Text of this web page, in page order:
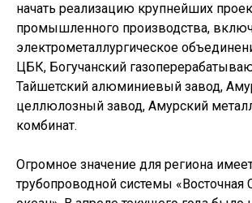
начать реализацию крупнейших
промышленного производства,
электрометаллургическое
ЦБК, Богучанский
Тайшетский алюминиевый завод,
целлюлозный завод, Амурский
комбинат.
Огромное значение для региона
трубопроводной системы «Восточная